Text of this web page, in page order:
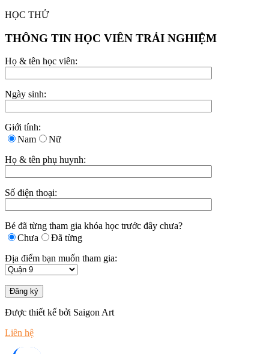
HỌC THỬ
THÔNG TIN HỌC VIÊN TRẢI NGHIỆM
Họ & tên học viên:
Ngày sinh:
Giới tính:
Nam
Nữ
Họ & tên phụ huynh:
Số điện thoại:
Bé đã từng tham gia khóa học trước đây chưa?
Chưa
Đã từng
Địa điểm bạn muốn tham gia:
Được thiết kế bởi Saigon Art
Liên hệ